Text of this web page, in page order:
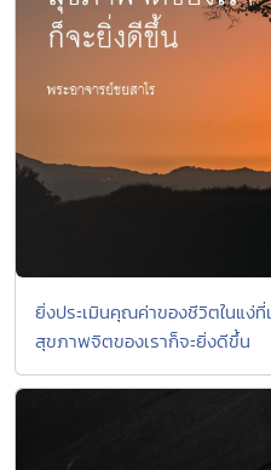
ยิ่งประเมินคุณค่าของชีวิตในแง่
สุขภาพจิตของเราก็จะยิ่งดีขึ้น